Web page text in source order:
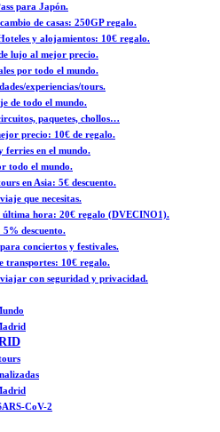
para Japón.
de casas: 250GP regalo.
y alojamientos: 10€ regalo.
lujo al mejor precio.
por todo el mundo.
experiencias/tours.
de todo el mundo.
paquetes, chollos…
precio: 10€ de regalo.
ferries en el mundo.
todo el mundo.
en Asia: 5€ descuento.
que necesitas.
última hora: 20€ regalo (DVECINO1).
descuento.
conciertos y festivales.
transportes: 10€ regalo.
con seguridad y privacidad.
CoV-2